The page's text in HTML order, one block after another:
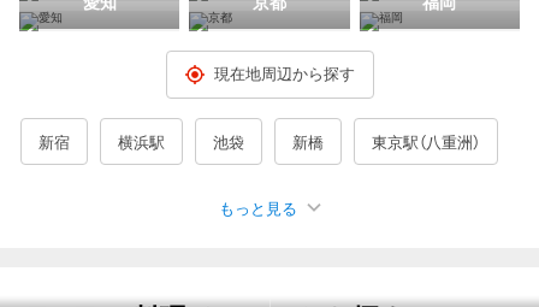
現在地周辺から探す
新宿 横浜駅 池袋 新橋 東京駅（八重洲）
人気のエリア
もっと見る